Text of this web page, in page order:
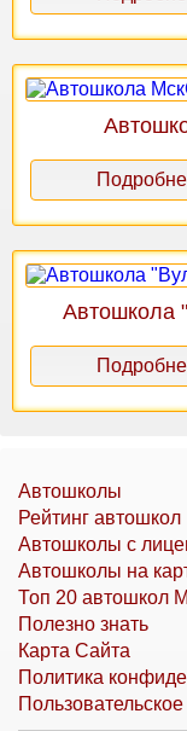
Автошкола
Автошколы
Рейтинг автошкол
Автошколы с
Автошколы на
Топ 20 автошкол
Полезно знать
Карта Сайта
Политика